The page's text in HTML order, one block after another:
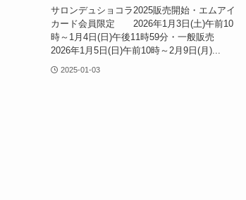
サロンデュショコラ2025販売開始・エムアイ
カード会員限定 2026年1月3日(土)午前10
時～1月4日(日)午後11時59分・一般販売
2026年1月5日(日)午前10時～2月9日(月)...
2025-01-03